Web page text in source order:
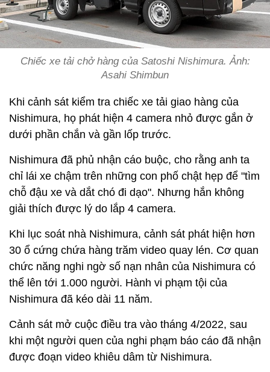
Chiếc xe tải chở hàng của Satoshi Nishimura. Ảnh:
Asahi Shimbun
Khi cảnh sát kiểm tra chiếc xe tải giao hàng của
Nishimura, họ phát hiện 4 camera nhỏ được gắn ở
dưới phần chắn và gần lốp trước.
Nishimura đã phủ nhận cáo buộc, cho rằng anh ta
chỉ lái xe chậm trên những con phố chật hẹp để "tìm
chỗ đậu xe và dắt chó đi dạo". Nhưng hắn không
giải thích được lý do lắp 4 camera.
Khi lục soát nhà Nishimura, cảnh sát phát hiện hơn
30 ổ cứng chứa hàng trăm video quay lén. Cơ quan
chức năng nghi ngờ số nạn nhân của Nishimura có
thể lên tới 1.000 người. Hành vi phạm tội của
Nishimura đã kéo dài 11 năm.
Cảnh sát mở cuộc điều tra vào tháng 4/2022, sau
khi một người quen của nghi phạm báo cáo đã nhận
được đoạn video khiêu dâm từ Nishimura.